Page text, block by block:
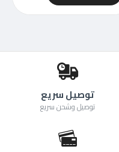
توصيل سريع
توصيل وشحن سريع